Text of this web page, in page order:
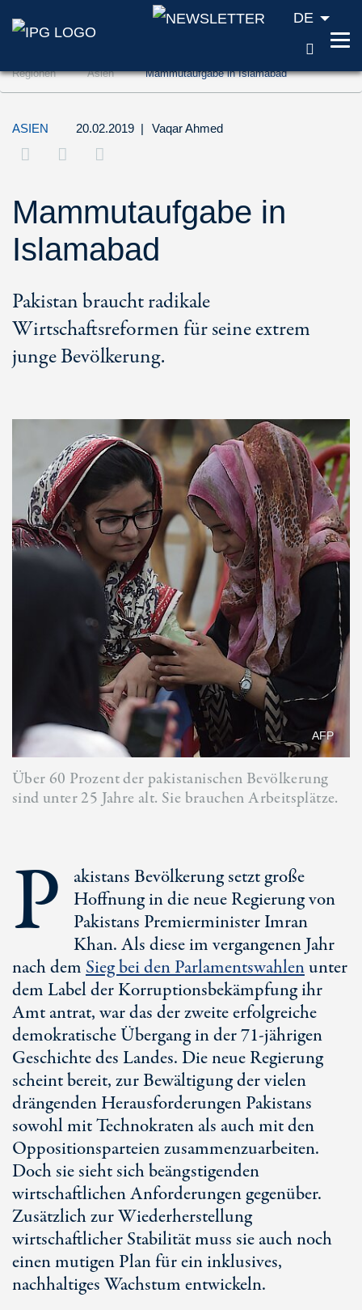
Zum Inhalt springen (Accesskey '1')
Zur Suche springen (Accesskey '2')
Zur Navigation springen (Accesskey '3')
DE
Regionen Asien Mammutaufgabe in Islamabad
ASIEN 20.02.2019 | Vaqar Ahmed
Mammutaufgabe in
Islamabad
Pakistan braucht radikale
Wirtschaftsreformen für seine extrem
junge Bevölkerung.
AFP
Über 60 Prozent der pakistanischen Bevölkerung
sind unter 25 Jahre alt. Sie brauchen Arbeitsplätze.
P
akistans Bevölkerung setzt große
Hoffnung in die neue Regierung von
Pakistans Premierminister Imran
Khan. Als diese im vergangenen Jahr
nach demSieg bei den Parlamentswahlenunter
dem Label der Korruptionsbekämpfung ihr
Amt antrat, war das der zweite erfolgreiche
demokratische Übergang in der 71-jährigen
Geschichte des Landes. Die neue Regierung
scheint bereit, zur Bewältigung der vielen
drängenden Herausforderungen Pakistans
sowohl mit Technokraten als auch mit den
Oppositionsparteien zusammenzuarbeiten.
Doch sie sieht sich beängstigenden
wirtschaftlichen Anforderungen gegenüber.
Zusätzlich zur Wiederherstellung
wirtschaftlicher Stabilität muss sie auch noch
einen mutigen Plan für ein inklusives,
nachhaltiges Wachstum entwickeln.